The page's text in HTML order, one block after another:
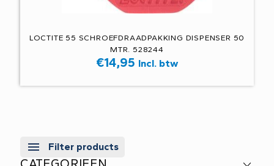
LOCTITE 55 SCHROEFDRAADPAKKING DISPENSER 50
MTR. 528244
€14,95 Incl. btw
Filter products